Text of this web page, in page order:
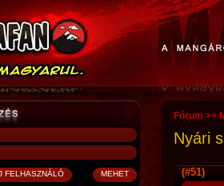
Fórum >>
Nyári
(#51)